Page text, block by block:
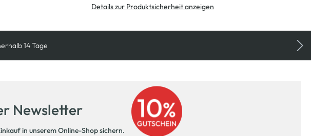
Details zur Produktsicherheit anzeigen
14 Tage
Newsletter
in unserem Online-Shop sichern.